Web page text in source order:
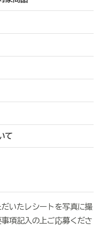
て
いたレシートを写真に撮
項記入の上ご応募くださ